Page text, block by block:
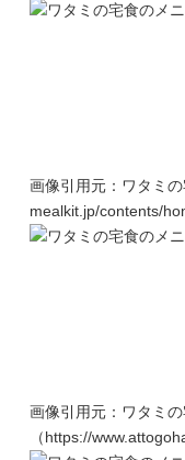
画像引用元：ワタミ
mealkit.jp/contents/
画像引用元：ワタミ
（https://